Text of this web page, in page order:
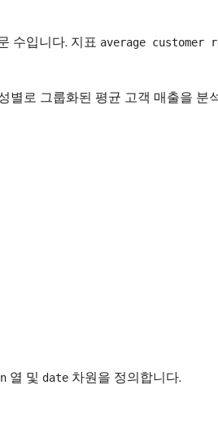
수입니다. 지표 average customer
별로 그룹화된 평균 고객 매출을 분
열 및 date 차원을 정의합니다.